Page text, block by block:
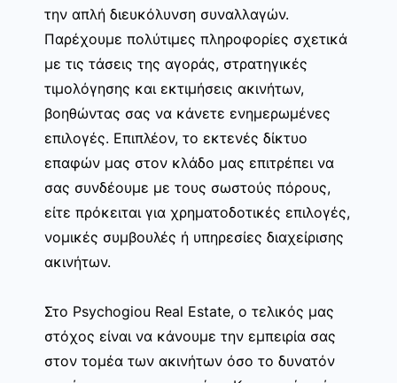
την απλή διευκόλυνση συναλλαγών.
Παρέχουμε πολύτιμες πληροφορίες σχετικά
με τις τάσεις της αγοράς, στρατηγικές
τιμολόγησης και εκτιμήσεις ακινήτων,
βοηθώντας σας να κάνετε ενημερωμένες
επιλογές. Επιπλέον, το εκτενές δίκτυο
επαφών μας στον κλάδο μας επιτρέπει να
σας συνδέουμε με τους σωστούς πόρους,
είτε πρόκειται για χρηματοδοτικές επιλογές,
νομικές συμβουλές ή υπηρεσίες διαχείρισης
ακινήτων.
Στο Psychogiou Real Estate, ο τελικός μας
στόχος είναι να κάνουμε την εμπειρία σας
στον τομέα των ακινήτων όσο το δυνατόν